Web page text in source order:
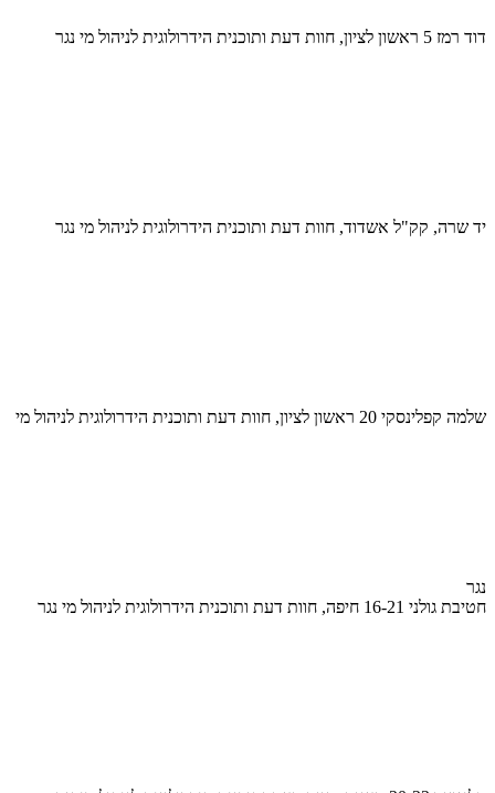
דוד רמז 5 ראשון לציון, חוות דעת ותוכנית הידרולוגית לניהול מי נגר
יד שרה, קק"ל אשדוד, חוות דעת ותוכנית הידרולוגית לניהול מי נגר
שלמה קפלינסקי 20 ראשון לציון, חוות דעת ותוכנית הידרולוגית לניהול מי
נגר
חטיבת גולני 16-21 חיפה, חוות דעת ותוכנית הידרולוגית לניהול מי נגר